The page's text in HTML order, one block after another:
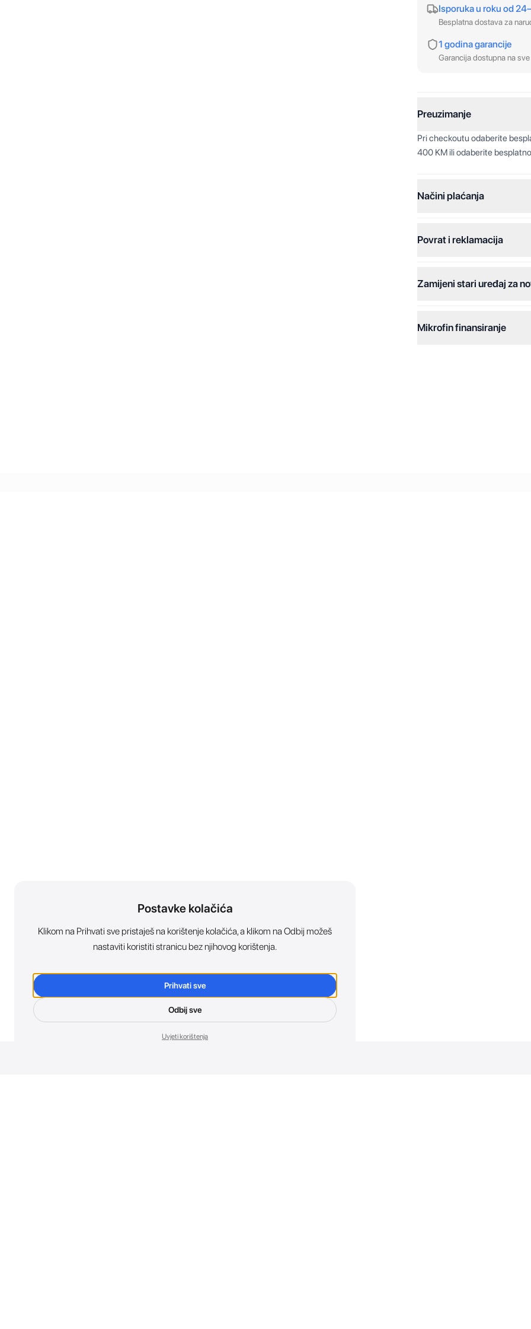
Isporuka u roku od
Besplatna dostava za
1 godina garancije
Garancija dostupna na
Preuzimanje
Pri checkoutu odaberite
400 KM ili odaberite
Načini plaćanja
Jednokratna plaćanja:
Dodatne opcije:
Online plaćanje na rate:
Povrat i reklamacija
Zamijeni stari uređaj za
Mikrofin finansiranje
Postavke kolačića
Klikom na Prihvati sve pristaješ na korištenje kolačića, a klikom na Odbij možeš
nastaviti koristiti stranicu bez njihovog korištenja.
Prihvati sve
Odbij sve
Uvjeti korištenja